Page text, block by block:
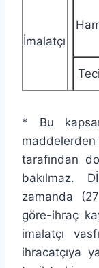
İmalatçı
* Bu
tarafından
bakılmaz.
zamanda
göre-ihraç
imalatçı
ihracatçıya